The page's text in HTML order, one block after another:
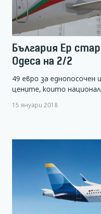
България Ер
Одеса на 2/2
49 евро за еднопосочен
цените, които
15 януари 2018